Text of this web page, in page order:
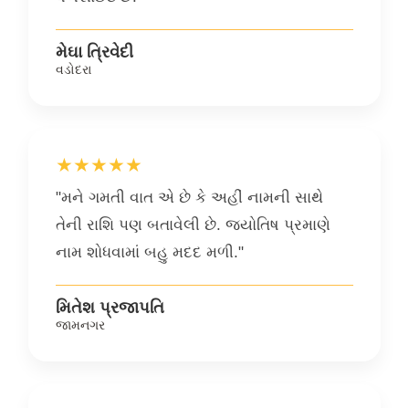
મેઘા ત્રિવેદી
વડોદરા
★★★★★
"મને ગમતી વાત એ છે કે અહીં નામની સાથે
તેની રાશિ પણ બતાવેલી છે. જ્યોતિષ પ્રમાણે
નામ શોધવામાં બહુ મદદ મળી."
મિતેશ પ્રજાપતિ
જામનગર